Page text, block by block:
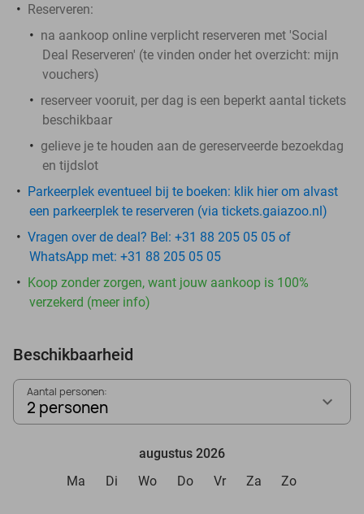
Reserveren:
na aankoop online verplicht reserveren met 'Social
Deal Reserveren' (te vinden onder het overzicht: mijn
vouchers)
reserveer vooruit, per dag is een beperkt aantal tickets
beschikbaar
gelieve je te houden aan de gereserveerde bezoekdag
en tijdslot
Parkeerplek eventueel bij te boeken: klik hier om alvast
een parkeerplek te reserveren (via tickets.gaiazoo.nl)
Vragen over de deal? Bel: +31 88 205 05 05 of
WhatsApp met: +31 88 205 05 05
Koop zonder zorgen, want jouw aankoop is 100%
verzekerd (meer info)
Beschikbaarheid
Aantal personen:
2 personen
augustus 2026
Ma
Di Wo Do Vr Za Zo